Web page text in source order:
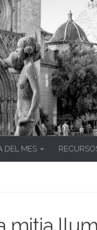
DEL MES
mitja